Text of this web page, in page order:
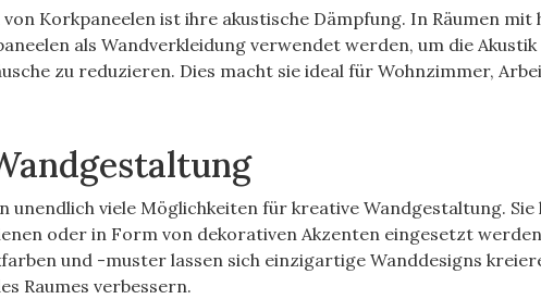
Korkpaneelen ist ihre akustische Dämpfung. In Räumen
als Wandverkleidung verwendet werden, um die
zu reduzieren. Dies macht sie ideal für Wohnzimmer,
unendlich viele Möglichkeiten für kreative Wandgestaltung. Sie
oder in Form von dekorativen Akzenten eingesetzt
und -muster lassen sich einzigartige Wanddesigns
Raumes verbessern.